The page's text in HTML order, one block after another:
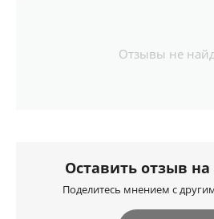
Отзывы не
Оставить отзыв на
Поделитесь мнением с